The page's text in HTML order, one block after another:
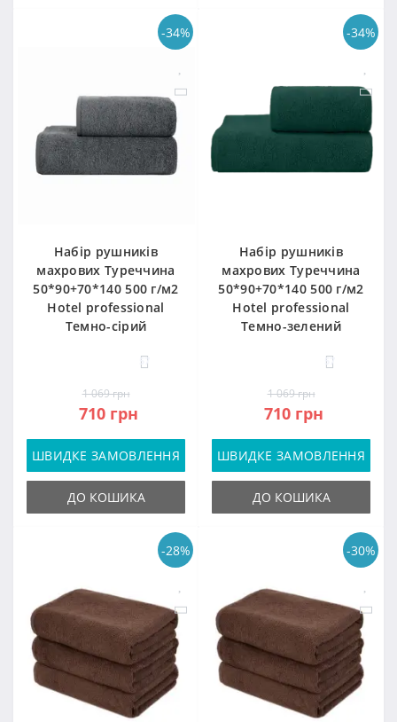
-34%
Набір рушників
махрових Туреччина
50*90+70*140 500 г/м2
Hotel professional
Темно-сірий
57
1 069 грн
710 грн
ШВИДКЕ ЗАМОВЛЕННЯ
ДО КОШИКА
-34%
Набір рушників
махрових Туреччина
50*90+70*140 500 г/м2
Hotel professional
Темно-зелений
57
1 069 грн
710 грн
ШВИДКЕ ЗАМОВЛЕННЯ
ДО КОШИКА
-28% -30%